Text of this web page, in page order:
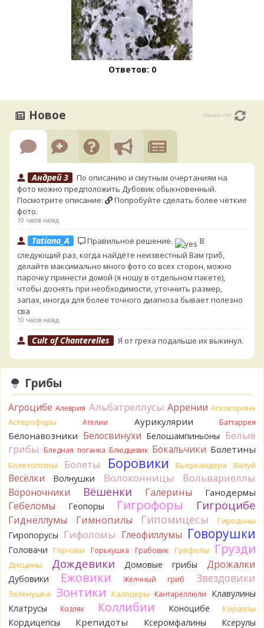
Ответов: 0
Новое только что
Андрей 3
По описанию и смутным очертаниям на
фото можно предположить Дубовик обыкновенный.
Посмотрите описание:
Попробуйте сделать более чёткие
фото.
10 часов назад
Tatiana_A Правильное решение.
В
следующий раз, когда найдёте неизвестный Вам гриб,
делайте максимально много фото со всех сторон, можно
парочку принести домой (я ношу в отдельном пакете),
чтобы доснять при необходимости, уточнить размер,
запах, иногда для более точного диагноза бывает полезно
сва
10 часов назад
Cult of Chanterelles
Я от греха подальше их выкинул.
Tatiana_A
Говорушек в этой цветовой гамме - хоть
пруд пруди, и далеко не все описаны на этом сайте. И
большинство из них как минимум несъедобны. Ворончатая
должна слабо пахнуть миндалём. Из похожих есть, скажем,
Желобчатая и Бледноокрашенная. Росли не не древесине,
так? Из земли или из подстилки
Мария Хорошо. При срезании синеет.
Tatiana_A Посмотрите Пилолистнички: lentinellus/
11 часов назад
BorisM
Мария, нереально точно определить вид
гриба по таким фото. А в лотерею играть здесь никто не
15 часов назад
BorisM
Лес может быть и еловый, но хвоя на земле -
сосновая.
18 часов назад
Грибы
Агроцибе Алеврия Альбатреллусы Аррении Аскокорине
Астерофоры
Ателии Аурикулярии Баттаррея
Белонавозники Белосвинухи Белошампиньоны Белые
грибы Бледная поганка Блюдцевик Бокальчики Болетины
Болетопсисы Болеты Боровики Бьеркандера Валуй
Весёлки Волнушки Волоконницы Вольвариеллы
Вороночники Вёшенки Галерины Ганодермы
Гебеломы Геопоры Гигрофоры Гигроцибе
Гиднеллумы Гимнопилы Гипомицесы Гиродоны
Гиропорусы Гифоломы Глеофиллумы Говорушки
Головачи Горчаки Горькушка Грабовик Грифолы Грузди
Дисцины Дождевики Домовые грибы Дрожалки
Дубовики Ежовики Жёлчный гриб Звездовики
Зеленушка Зонтики Калоцеры Кантареллюли
Клавулины
Клатрусы
Козляк Коллибии Коноцибе Кораллы
Кордицепсы Крепидоты Ксеромфалины Ксерулы